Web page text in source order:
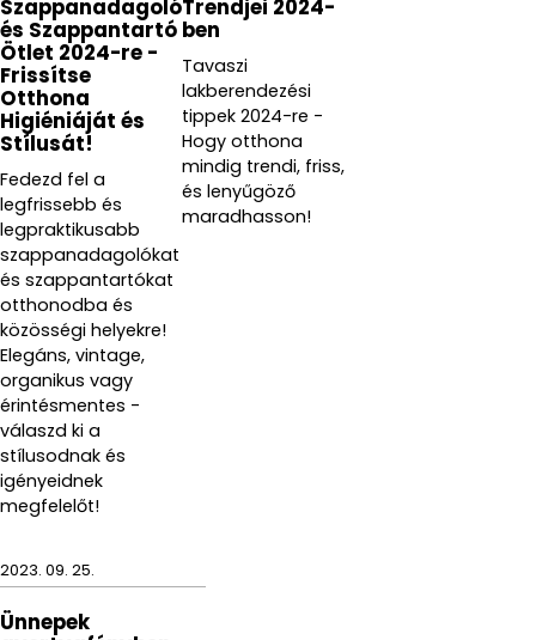
Szappanadagoló
és Szappantartó
Ötlet 2024-re -
Frissítse
Otthona
Higiéniáját és
Stílusát!
Fedezd fel a
legfrissebb és
legpraktikusabb
szappanadagolókat
és szappantartókat
otthonodba és
közösségi helyekre!
Elegáns, vintage,
organikus vagy
érintésmentes -
válaszd ki a
stílusodnak és
igényeidnek
megfelelőt!
Trendjei 2024-
ben
Tavaszi
lakberendezési
tippek 2024-re -
Hogy otthona
mindig trendi, friss,
és lenyűgöző
maradhasson!
2023. 09. 25.
Ünnepek